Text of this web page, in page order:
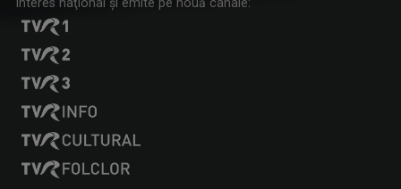
interes naţional şi emite pe nouă canale: